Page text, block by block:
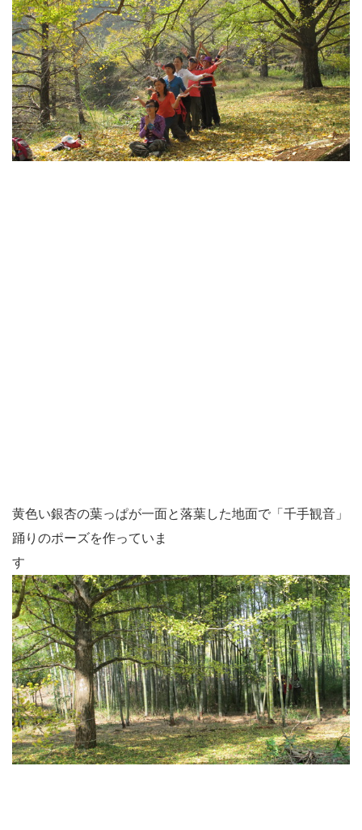
黄色い銀杏の葉っぱが一面と落葉した地面で「千手観音」
踊りのポーズを作っていま
す